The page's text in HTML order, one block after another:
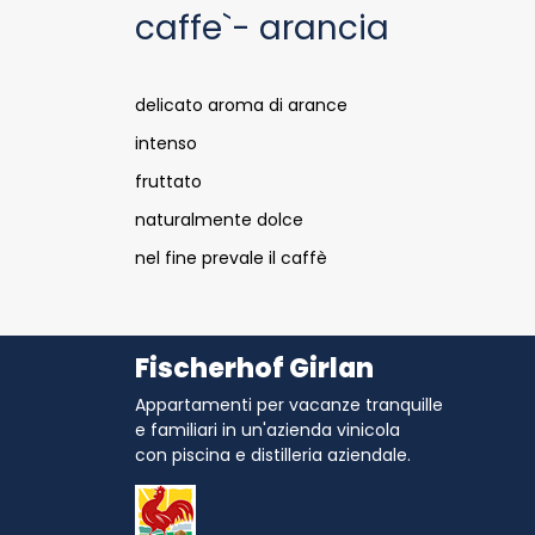
caffe`- arancia
delicato aroma di arance
intenso
fruttato
naturalmente dolce
nel fine prevale il caffè
Fischerhof Girlan
Appartamenti per vacanze tranquille
e familiari in un'azienda vinicola
con piscina e distilleria aziendale.